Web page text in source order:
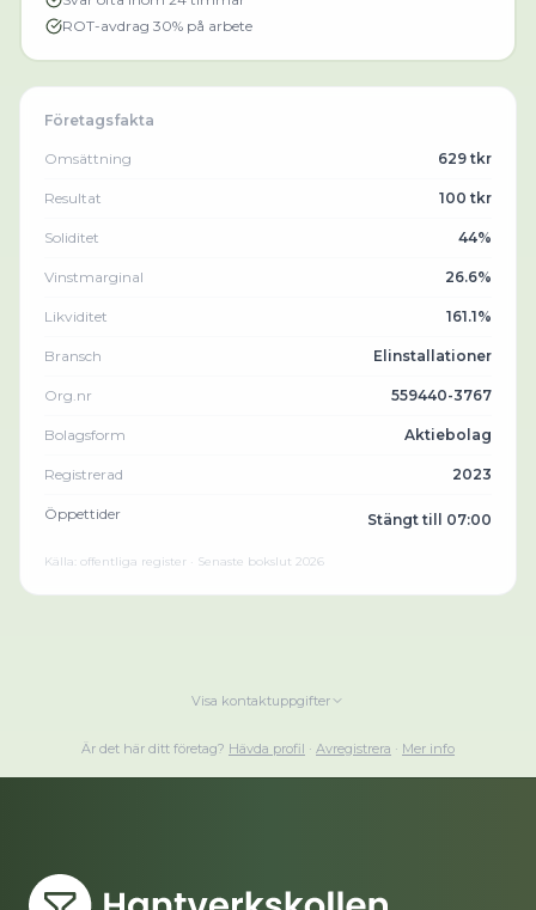
ROT-avdrag 30% på arbete
Företagsfakta
Omsättning 629 tkr
Resultat 100 tkr
Soliditet 44%
Vinstmarginal 26.6%
Likviditet 161.1%
Bransch Elinstallationer
Org.nr 559440-3767
Bolagsform Aktiebolag
Registrerad 2023
Öppettider Stängt till 07:00
Källa: offentliga register · Senaste bokslut 2026
Visa kontaktuppgifter
Är det här ditt företag? Hävda profil · Avregistrera · Mer info